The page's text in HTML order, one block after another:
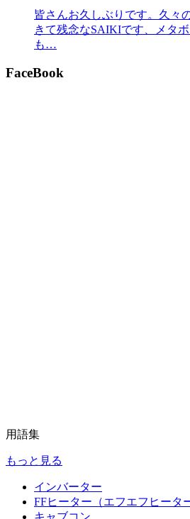
皆さんお久しぶりです。久々
きて残念なSAIKIです、メタ
も…
FaceBook
用語集
もっと見る
インバーター
FFヒーター（エフエフヒータ
キャブコン